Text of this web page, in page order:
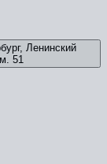
Ленинский
51